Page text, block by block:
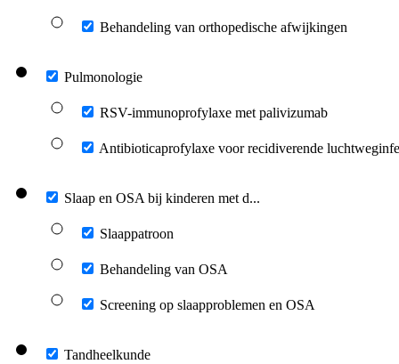
Behandeling van orthopedische afwijkingen
Pulmonologie
RSV-immunoprofylaxe met palivizumab
Antibioticaprofylaxe voor recidiverende
Slaap en OSA bij kinderen met d...
Slaappatroon
Behandeling van OSA
Screening op slaapproblemen en OSA
Tandheelkunde